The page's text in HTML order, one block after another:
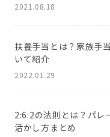
2021.08.18
扶養手当とは？家族手
いて紹介
2022.01.29
2:6:2の法則とは？パレ
活かし方まとめ